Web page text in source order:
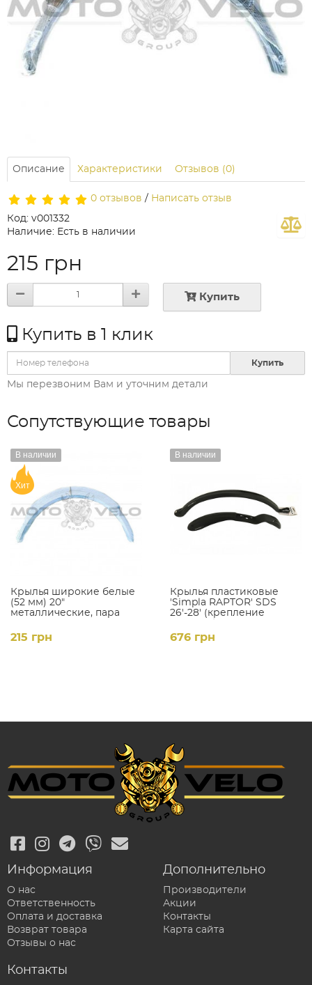
Описание Характеристики Отзывов (0)
0 отзывов / Написать отзыв
Код: v001332
Наличие: Есть в наличии
215 грн
Купить
Купить в 1 клик
Купить
Мы перезвоним Вам и уточним детали
Сопутствующие товары
Крылья широкие белые
(52 мм) 20"
металлические, пара
В наличии
Хит
215 грн
Крылья пластиковые
'Simpla RAPTOR' SDS
26'-28' (крепление
В наличии
676 грн
Информация
О нас
Ответственность
Оплата и доставка
Возврат товара
Отзывы о нас
Дополнительно
Производители
Акции
Контакты
Карта сайта
Контакты